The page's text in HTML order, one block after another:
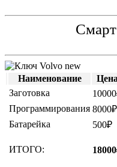
Наименование
Цена
Заготовка
Программирования 8000₽
Батарейка
500₽
ИТОГО: